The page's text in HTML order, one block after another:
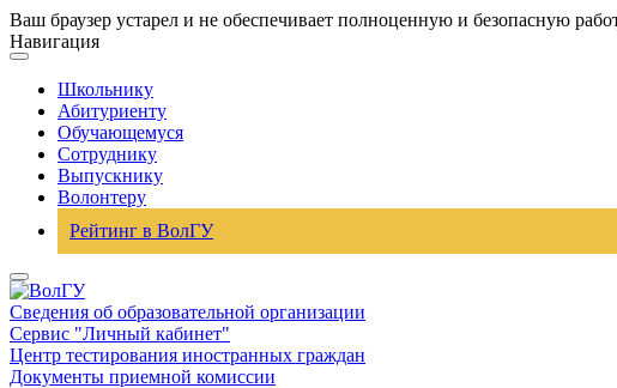
Ваш браузер устарел и не обеспечивает полноценную и безопасную
Навигация
Школьнику
Абитуриенту
Обучающемуся
Сотруднику
Выпускнику
Волонтеру
Рейтинг в ВолГУ
Сведения об образовательной организации
Сервис "Личный кабинет"
Центр тестирования иностранных граждан
Документы приемной комиссии